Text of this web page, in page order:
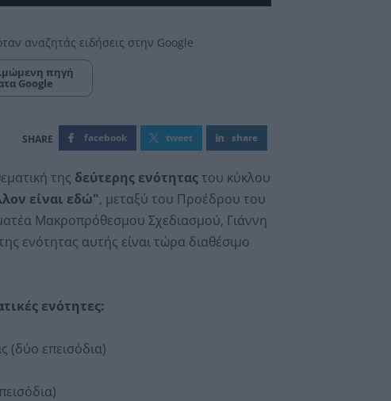
αναζητάς ειδήσεις στην Google
πηγή
Google
facebook tweet share
της δεύτερης ενότηταςτου κύκλου
είναι εδώ", μεταξύ του Προέδρου του
Μακροπρόθεσμου Σχεδιασμού, Γιάννη
ενότητας αυτής είναι τώρα διαθέσιμο
ενότητες:
(δύο επεισόδια)